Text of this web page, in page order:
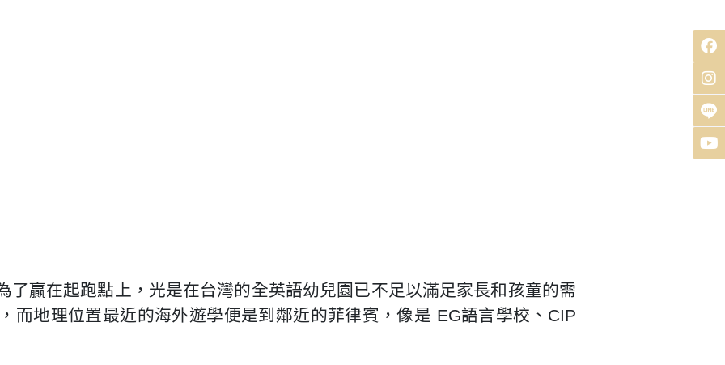
了贏在起跑點上，光是在台灣的全英語幼兒園已不足以滿足家長和孩童的需
而地理位置最近的海外遊學便是到鄰近的菲律賓，像是 EG語言學校、CIP